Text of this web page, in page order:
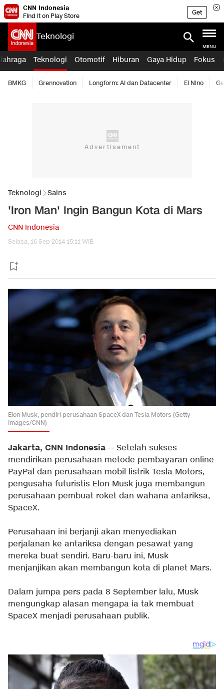
CNN Indonesia
Find it on Play Store
Get
Teknologi
MENU
Teknologi Otomotif Hiburan Gaya Hidup Fokus
BMKG Grennovation Longform: AI dan Datacenter El Nino
Teknologi Sains
'Iron Man' Ingin Bangun Kota di Mars
CNN Indonesia
Selasa, 16 Sep 2014 15:11 WIB
Elon Musk, pendiri perusahaan SpaceX dan Tesla Motors (Getty
Images/CNN)
Jakarta, CNN Indonesia -- Setelah sukses
mendirikan perusahaan metode pembayaran online
PayPal dan perusahaan mobil listrik Tesla Motors,
pengusaha futuristis Elon Musk juga membangun
perusahaan pembuat roket dan wahana antariksa,
SpaceX.
Perusahaan ini berjanji akan menyediakan
perjalanan ke antariksa dengan pesawat yang
mereka buat sendiri. Baru-baru ini, Musk
menjanjikan akan membangun kota di planet Mars.
Dalam jumpa pers pada 8 September lalu, Musk
mengungkap alasan mengapa ia tak membuat
SpaceX menjadi perusahaan publik.